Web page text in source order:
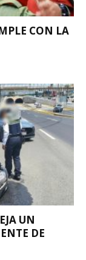
CON LA
UN
DE